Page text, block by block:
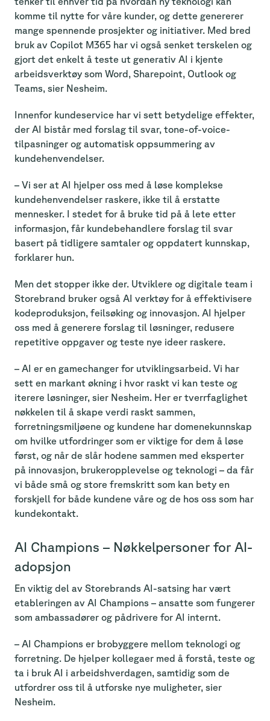
komme til nytte for våre kunder, og dette genererer
mange spennende prosjekter og initiativer. Med bred
bruk av Copilot M365 har vi også senket terskelen og
gjort det enkelt å teste ut generativ AI i kjente
arbeidsverktøy som Word, Sharepoint, Outlook og
Teams, sier Nesheim.
Innenfor kundeservice har vi sett betydelige effekter,
der AI bistår med forslag til svar, tone-of-voice-
tilpasninger og automatisk oppsummering av
kundehenvendelser.
– Vi ser at AI hjelper oss med å løse komplekse
kundehenvendelser raskere, ikke til å erstatte
mennesker. I stedet for å bruke tid på å lete etter
informasjon, får kundebehandlere forslag til svar
basert på tidligere samtaler og oppdatert kunnskap,
forklarer hun.
Men det stopper ikke der. Utviklere og digitale team i
Storebrand bruker også AI verktøy for å effektivisere
kodeproduksjon, feilsøking og innovasjon. AI hjelper
oss med å generere forslag til løsninger, redusere
repetitive oppgaver og teste nye ideer raskere.
– AI er en gamechanger for utviklingsarbeid. Vi har
sett en markant økning i hvor raskt vi kan teste og
iterere løsninger, sier Nesheim. Her er tverrfaglighet
nøkkelen til å skape verdi raskt sammen,
forretningsmiljøene og kundene har domenekunnskap
om hvilke utfordringer som er viktige for dem å løse
først, og når de slår hodene sammen med eksperter
på innovasjon, brukeropplevelse og teknologi – da får
vi både små og store fremskritt som kan bety en
forskjell for både kundene våre og de hos oss som har
kundekontakt.
AI Champions – Nøkkelpersoner for AI-
adopsjon
En viktig del av Storebrands AI-satsing har vært
etableringen av AI Champions – ansatte som fungerer
som ambassadører og pådrivere for AI internt.
– AI Champions er brobyggere mellom teknologi og
forretning. De hjelper kollegaer med å forstå, teste og
ta i bruk AI i arbeidshverdagen, samtidig som de
utfordrer oss til å utforske nye muligheter, sier
Nesheim.